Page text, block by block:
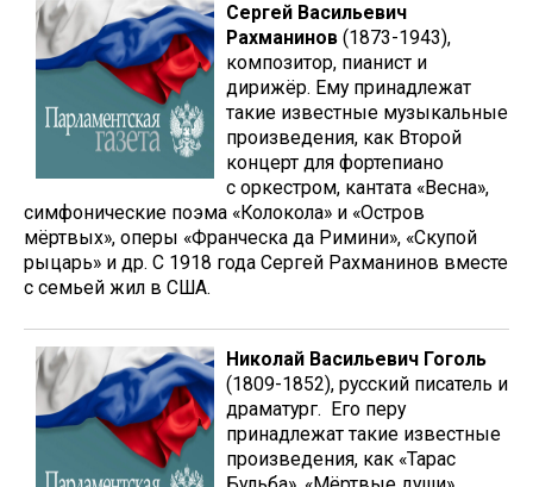
Сергей Васильевич
Рахманинов (1873-1943),
композитор, пианист и
дирижёр. Ему принадлежат
такие известные музыкальные
произведения, как Второй
концерт для фортепиано
с оркестром, кантата «Весна»,
симфонические поэма «Колокола» и «Остров
мёртвых», оперы «Франческа да Римини», «Скупой
рыцарь» и др. С 1918 года Сергей Рахманинов вместе
с семьей жил в США.
Николай Васильевич Гоголь
(1809-1852), русский писатель и
драматург. Его перу
принадлежат такие известные
произведения, как «Тарас